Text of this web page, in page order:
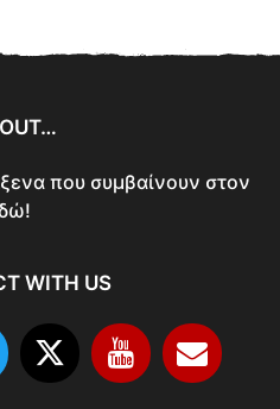
που συμβαίνουν στον
WITH US